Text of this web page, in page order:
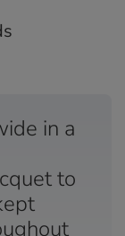
in a
to